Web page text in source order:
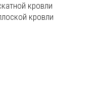
кровли
кровли